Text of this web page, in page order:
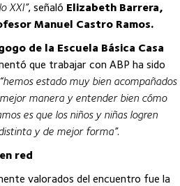
XXI”, señaló Elizabeth Barrera,
Manuel Castro Ramos.
de la Escuela Básica Casa
que trabajar con ABP ha sido
“hemos estado muy bien acompañados
manera y entender bien cómo
es que los niños y niñas logren
y de mejor forma”.
red
valorados del encuentro fue la